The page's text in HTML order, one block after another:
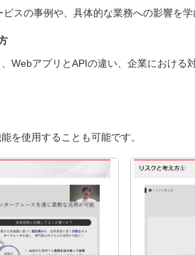
スの事例や、具体的な業務への影響を学
WebアプリとAPIの違い、企業における
を使用することも可能です。